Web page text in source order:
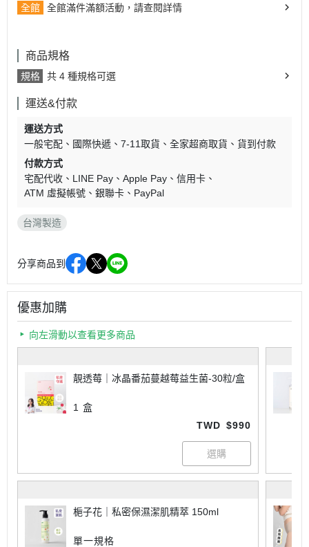
全館 全館滿件滿額活動，請查閱詳情
商品規格
規格 共 4 種規格可選
運送&付款
運送方式
一般宅配
國際快遞 7-11取貨 全家超商取貨
貨到付款
付款方式
宅配代收
LINE Pay Apple Pay
信用卡
ATM 虛擬帳號
銀聯卡 PayPal
台灣製造
分享商品到
優惠加購
向左滑動以查看更多商品
靚透莓｜冰晶番茄蔓越莓益生菌-30粒/盒
1 盒
TWD $990
梔子花｜私密保濕潔肌精萃 150ml
單一規格